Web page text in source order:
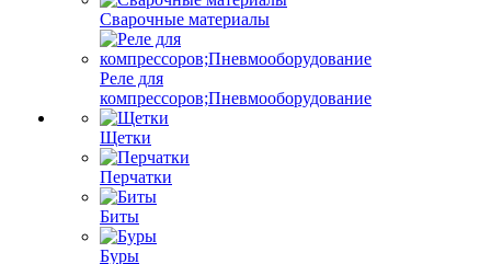
Сварочные материалы
Реле для
компрессоров;Пневмооборудование
Щетки
Перчатки
Биты
Буры